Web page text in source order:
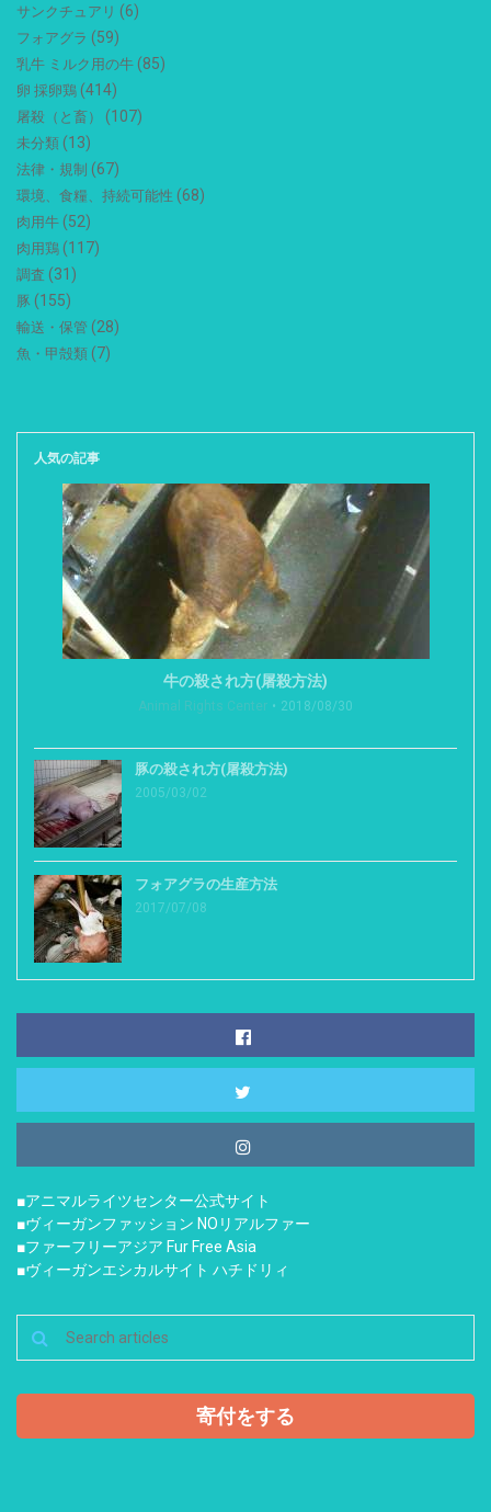
サンクチュアリ (6)
フォアグラ (59)
乳牛 ミルク用の牛 (85)
卵 採卵鶏 (414)
屠殺（と畜） (107)
未分類 (13)
法律・規制 (67)
環境、食糧、持続可能性 (68)
肉用牛 (52)
肉用鶏 (117)
調査 (31)
豚 (155)
輸送・保管 (28)
魚・甲殻類 (7)
人気の記事
牛の殺され方(屠殺方法)
Animal Rights Center 2018/08/30
豚の殺され方(屠殺方法)
2005/03/02
フォアグラの生産方法
2017/07/08
■アニマルライツセンター公式サイト
■ヴィーガンファッション NOリアルファー
■ファーフリーアジア Fur Free Asia
■ヴィーガンエシカルサイト ハチドリィ
寄付をする